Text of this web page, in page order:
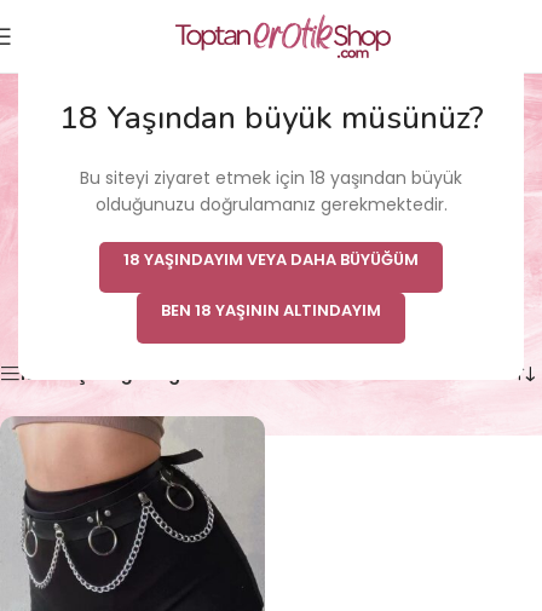
18 Yaşından büyük müsünüz?
Bu siteyi ziyaret etmek için 18 yaşından büyük
olduğunuzu doğrulamanız gerekmektedir.
18 YAŞINDAYIM VEYA DAHA BÜYÜĞÜM
BEN 18 YAŞININ ALTINDAYIM
Metal Halkalı Zincir
Detaylı Gotik Harness
Kemer
Ana Sayfa
Ürünler “Metal Halkalı Zincir Detaylı Gotik Harness Kemer”
olarak etiketlendi
Tek bir sonuç gösteriliyor
Kenar çubuğunu göster